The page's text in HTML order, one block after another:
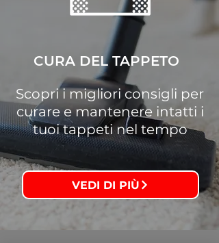
CURA DEL TAPPETO
Scopri i migliori consigli per
curare e mantenere intatti i
tuoi tappeti nel tempo
VEDI DI PIÙ